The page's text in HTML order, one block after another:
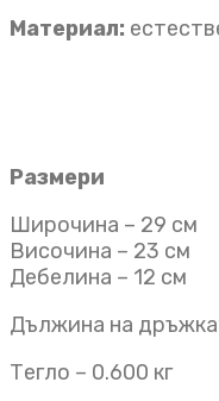
Материал:
Размери
Широчина – 29 см
Височина – 23 см
Дебелина – 12 см
Дължина на
Тегло – 0.600 кг